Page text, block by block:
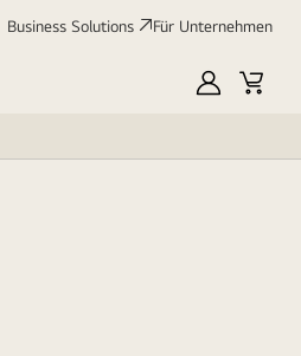
Business Solutions Für Unternehmen
MyLGCart